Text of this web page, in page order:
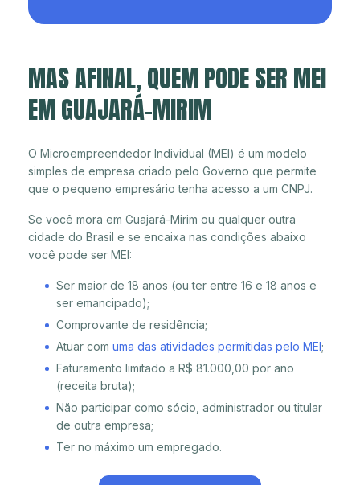
MAS AFINAL, QUEM PODE SER MEI
EM GUAJARÁ-MIRIM
O Microempreendedor Individual (MEI) é um modelo
simples de empresa criado pelo Governo que permite
que o pequeno empresário tenha acesso a um CNPJ.
Se você mora em Guajará-Mirim ou qualquer outra
cidade do Brasil e se encaixa nas condições abaixo
você pode ser MEI:
Ser maior de 18 anos (ou ter entre 16 e 18 anos e
ser emancipado);
Comprovante de residência;
Atuar com uma das atividades permitidas pelo MEI;
Faturamento limitado a R$ 81.000,00 por ano
(receita bruta);
Não participar como sócio, administrador ou titular
de outra empresa;
Ter no máximo um empregado.